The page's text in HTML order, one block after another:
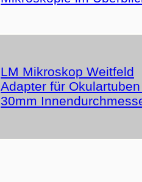
LM Mikroskop Weitfeld
Adapter für
30mm